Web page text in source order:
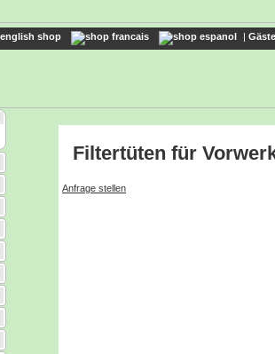
|
Filtertüten für
Anfrage stellen